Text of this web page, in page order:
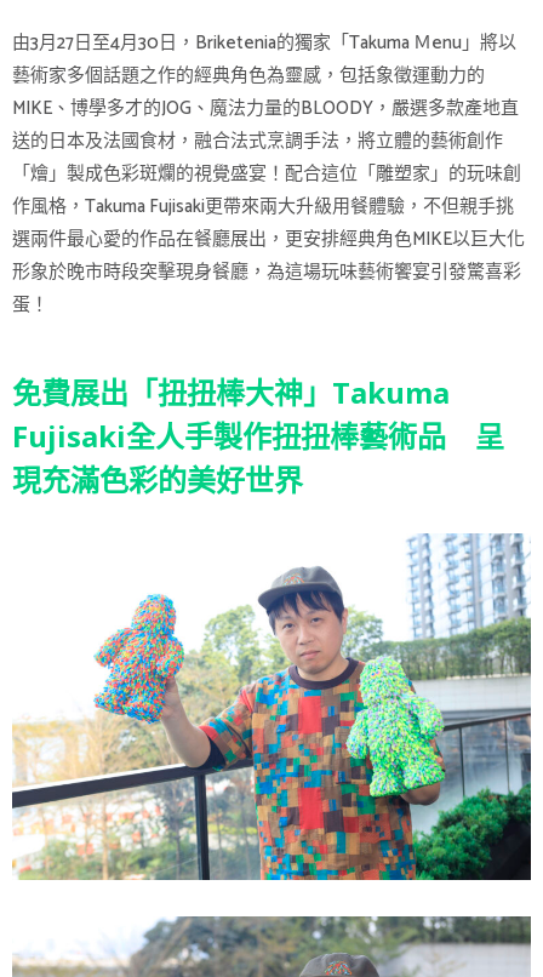
由3月27日至4月30日，Briketenia的獨家「Takuma Ｍenu」將以
藝術家多個話題之作的經典角色為靈感，包括象徵運動力的
MIKE、博學多才的JOG、魔法力量的BLOODY，嚴選多款產地直
送的日本及法國食材，融合法式烹調手法，將立體的藝術創作
「燴」製成色彩斑爛的視覺盛宴！配合這位「雕塑家」的玩味創
作風格，Takuma Fujisaki更帶來兩大升級用餐體驗，不但親手挑
選兩件最心愛的作品在餐廳展出，更安排經典角色MIKE以巨大化
形象於晚市時段突擊現身餐廳，為這場玩味藝術饗宴引發驚喜彩
蛋！
免費展出「扭扭棒大神」Takuma
Fujisaki全人手製作扭扭棒藝術品 呈
現充滿色彩的美好世界